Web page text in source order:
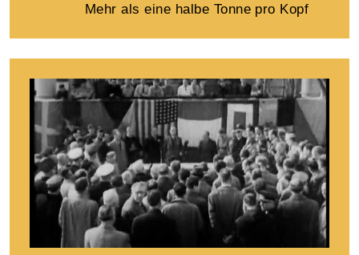
Mehr als eine halbe Tonne pro Kopf